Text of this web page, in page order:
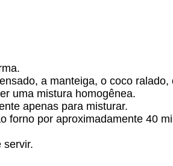
a manteiga, o coco ralado,
uma mistura homogênea.
apenas para misturar.
forno por aproximadamente 40
servir.